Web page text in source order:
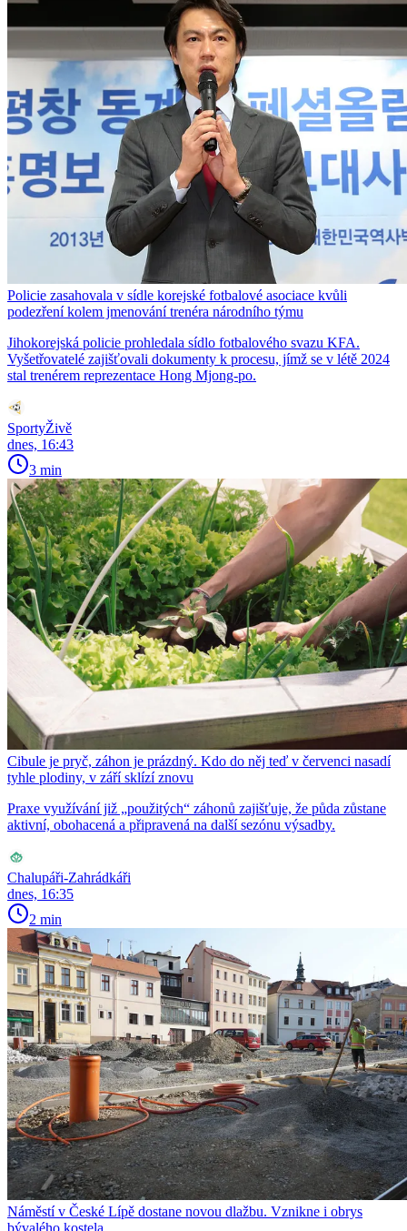
Policie zasahovala v sídle korejské fotbalové asociace kvůli
podezření kolem jmenování trenéra národního týmu
Jihokorejská policie prohledala sídlo fotbalového svazu KFA.
Vyšetřovatelé zajišťovali dokumenty k procesu, jímž se v létě 2024
stal trenérem reprezentace Hong Mjong-po.
SportyŽivě
dnes, 16:43
3 min
Cibule je pryč, záhon je prázdný. Kdo do něj teď v červenci nasadí
tyhle plodiny, v září sklízí znovu
Praxe využívání již „použitých“ záhonů zajišťuje, že půda zůstane
aktivní, obohacená a připravená na další sezónu výsadby.
Chalupáři-Zahrádkáři
dnes, 16:35
2 min
Náměstí v České Lípě dostane novou dlažbu. Vznikne i obrys